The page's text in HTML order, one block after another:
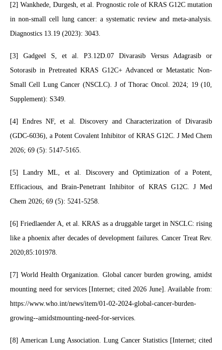
[2] Wankhede, Durgesh, et al. Prognostic role of KRAS G12C mutation
in non-small cell lung cancer: a systematic review and meta-analysis.
Diagnostics 13.19 (2023): 3043.
[3] Gadgeel S, et al. P3.12D.07 Divarasib Versus Adagrasib or
Sotorasib in Pretreated KRAS G12C+ Advanced or Metastatic Non-
Small Cell Lung Cancer (NSCLC). J of Thorac Oncol. 2024; 19 (10,
Supplement): S349.
[4] Endres NF, et al. Discovery and Characterization of Divarasib
(GDC-6036), a Potent Covalent Inhibitor of KRAS G12C. J Med Chem
2026; 69 (5): 5147-5165.
[5] Landry ML, et al. Discovery and Optimization of a Potent,
Efficacious, and Brain-Penetrant Inhibitor of KRAS G12C. J Med
Chem 2026; 69 (5): 5241-5258.
[6] Friedlaender A, et al. KRAS as a druggable target in NSCLC: rising
like a phoenix after decades of development failures. Cancer Treat Rev.
2020;85:101978.
[7] World Health Organization. Global cancer burden growing, amidst
mounting need for services [Internet; cited 2026 June]. Available from:
https://www.who.int/news/item/01-02-2024-global-cancer-burden-
growing--amidstmounting-need-for-services
[8] American Lung Association. Lung Cancer Statistics [Internet; cited